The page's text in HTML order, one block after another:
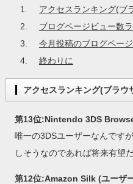
アクセスランキング(ブ
ブログページビュー数
今月投稿のブログペー
終わりに
アクセスランキング(ブラウ
第13位:Nintendo 3DS
唯一の3DSユーザーなんです
しそうなのであれば将来有望
第12位:Amazon Silk (ユーザ